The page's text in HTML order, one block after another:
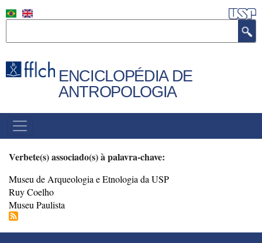
para
conteúdo
ENCICLOPÉDIA DE
ANTROPOLOGIA
MENU
PRINCIPAL
Verbete(s) associado(s) à palavra-chave:
Museu de Arqueologia e Etnologia da USP
Ruy Coelho
Museu Paulista